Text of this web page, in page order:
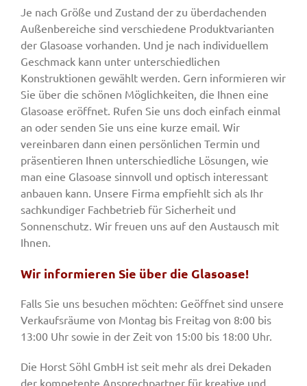
Je nach Größe und Zustand der zu überdachenden
Außenbereiche sind verschiedene Produktvarianten
der Glasoase vorhanden. Und je nach individuellem
Geschmack kann unter unterschiedlichen
Konstruktionen gewählt werden. Gern informieren wir
Sie über die schönen Möglichkeiten, die Ihnen eine
Glasoase eröffnet. Rufen Sie uns doch einfach einmal
an oder senden Sie uns eine kurze email. Wir
vereinbaren dann einen persönlichen Termin und
präsentieren Ihnen unterschiedliche Lösungen, wie
man eine Glasoase sinnvoll und optisch interessant
anbauen kann. Unsere Firma empfiehlt sich als Ihr
sachkundiger Fachbetrieb für Sicherheit und
Sonnenschutz. Wir freuen uns auf den Austausch mit
Ihnen.
Wir informieren Sie über die Glasoase!
Falls Sie uns besuchen möchten: Geöffnet sind unsere
Verkaufsräume von Montag bis Freitag von 8:00 bis
13:00 Uhr sowie in der Zeit von 15:00 bis 18:00 Uhr.
Die Horst Söhl GmbH ist seit mehr als drei Dekaden
der kompetente Ansprechpartner für kreative und